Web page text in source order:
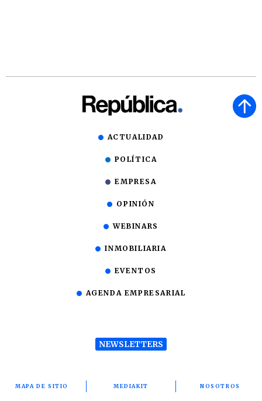
ACTUALIDAD
POLÍTICA
EMPRESA
OPINIÓN
WEBINARS
INMOBILIARIA
EVENTOS
AGENDA EMPRESARIAL
NEWSLETTERS
MAPA DE SITIO MEDIAKIT NOSOTROS